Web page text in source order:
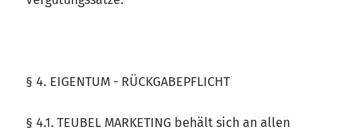
§ 4. EIGENTUM - RÜCKGABEPFLICHT
§ 4.1. TEUBEL MARKETING behält sich an allen